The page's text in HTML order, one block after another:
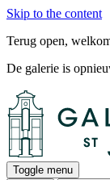
Skip to the content
Terug open,
De galerie is
Toggle menu